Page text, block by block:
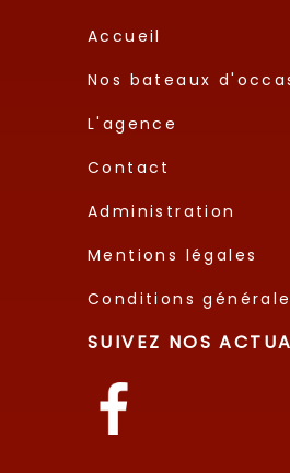
Accueil
Nos bateaux
L'agence
Contact
Administration
Mentions légales
Conditions
SUIVEZ NOS